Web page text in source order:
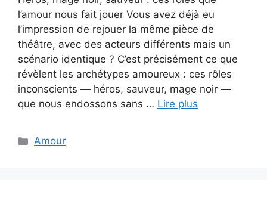
l’amour nous fait jouer Vous avez déjà eu
l’impression de rejouer la même pièce de
théâtre, avec des acteurs différents mais un
scénario identique ? C’est précisément ce que
révèlent les archétypes amoureux : ces rôles
inconscients — héros, sauveur, mage noir —
que nous endossons sans … Lire plus
Catégories
Amour